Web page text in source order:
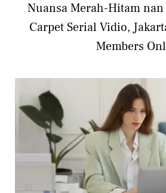
Nuansa Merah-Hitam
Carpet Serial Vidio,
Members